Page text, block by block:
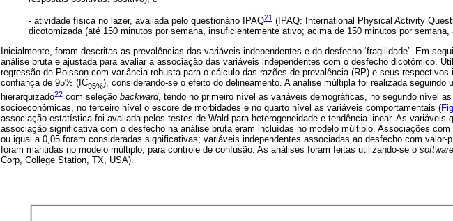
- atividade física no lazer, avaliada pelo questionário IPAQ21 (IPAQ: International Physical Activity
dicotomizada (até 150 minutos por semana, insuficientemente ativo; acima de 150 minutos por semana,
Inicialmente, foram descritas as prevalências das variáveis independentes e do desfecho ‘fragilidade’. Em
análise bruta e ajustada para avaliar a associação das variáveis independentes com o desfecho dicotômico.
regressão de Poisson com variância robusta para o cálculo das razões de prevalência (RP) e seus respectivos
confiança de 95% (IC95%), considerando-se o efeito do delineamento. A análise múltipla foi realizada seguindo
hierarquizado22 com seleção backward, tendo no primeiro nível as variáveis demográficas, no segundo nível
socioeconômicas, no terceiro nível o escore de morbidades e no quarto nível as variáveis comportamentais (
associação estatística foi avaliada pelos testes de Wald para heterogeneidade e tendência linear. As variáveis
associação significativa com o desfecho na análise bruta eram incluídas no modelo múltiplo. Associações com
ou igual a 0,05 foram consideradas significativas; variáveis independentes associadas ao desfecho com valor-
foram mantidas no modelo múltiplo, para controle de confusão. As análises foram feitas utilizando-se o software
Corp, College Station, TX, USA).